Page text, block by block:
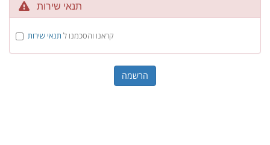
תנאי שירות
קראנו והסכמנו ל תנאי שירות